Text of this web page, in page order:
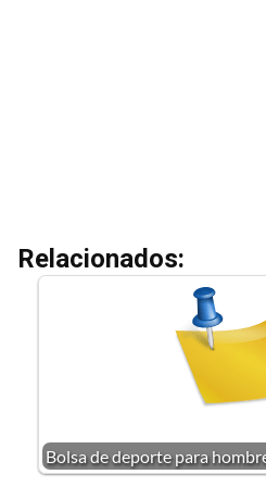
Relacionados:
Bolsa de deporte para